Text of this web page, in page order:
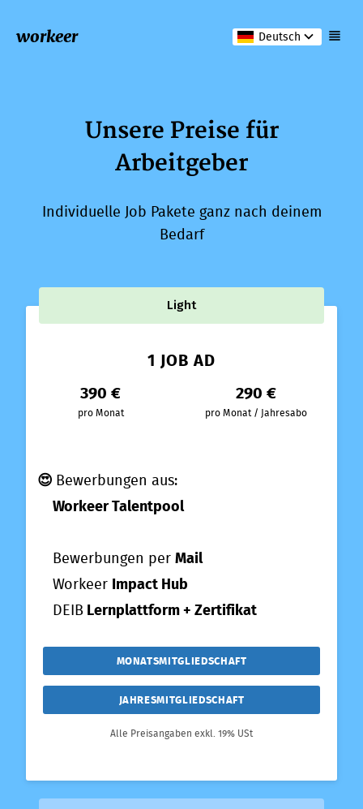
workeer Deutsch
Unsere Preise für
Arbeitgeber
Individuelle Job Pakete ganz nach deinem
Bedarf
Light
1 JOB AD
390 €
pro Monat
290 €
pro Monat / Jahresabo
😍 Bewerbungen aus:
Workeer Talentpool
Bewerbungen perMail
Workeer Impact Hub
DEIBLernplattform + Zertifikat
MONATSMITGLIEDSCHAFT
JAHRESMITGLIEDSCHAFT
Alle Preisangaben exkl. 19% USt